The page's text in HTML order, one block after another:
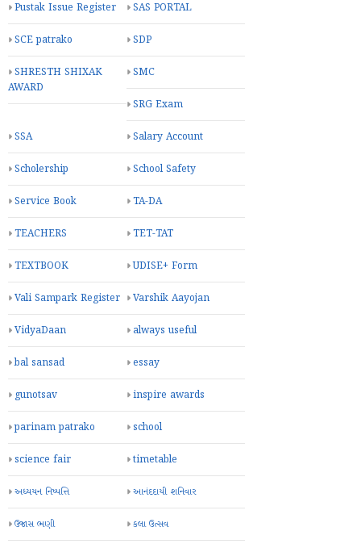
Pustak Issue Register SAS PORTAL
SCE patrako SDP
SHRESTH SHIXAK
AWARD
SMC
SRG Exam
SSA Salary Account
Scholership School Safety
Service Book TA-DA
TEACHERS TET-TAT
TEXTBOOK UDISE+ Form
Vali Sampark Register Varshik Aayojan
VidyaDaan always useful
bal sansad essay
gunotsav inspire awards
parinam patrako school
science fair timetable
અધ્યયન નિષ્પત્તિ આનંદદાયી શનિવાર
ઉજાસ ભણી કલા ઉત્સવ